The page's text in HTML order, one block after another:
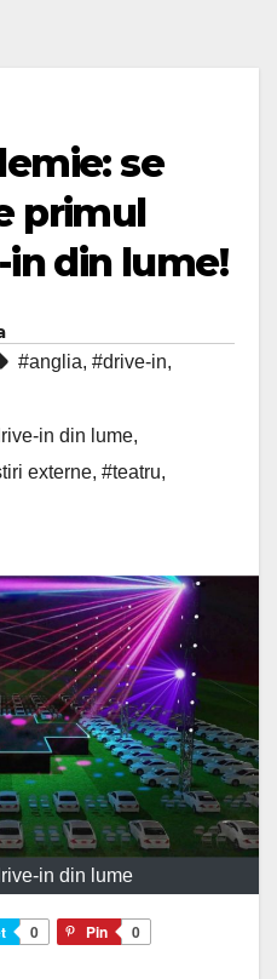
se
primul
din lume!
#anglia, #drive-in,
in din lume,
externe, #teatru,
in din lume
0 Pin 0